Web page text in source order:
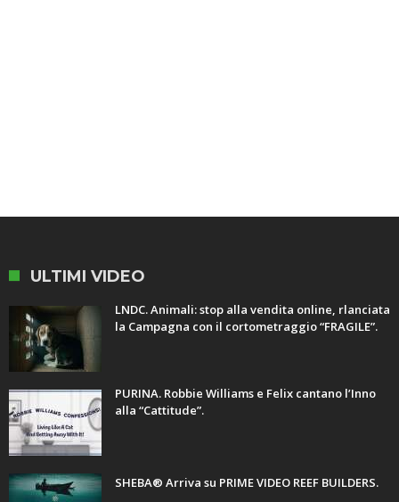
ULTIMI VIDEO
LNDC. Animali: stop alla vendita online, rlanciata
la Campagna con il cortometraggio “FRAGILE”.
PURINA. Robbie Williams e Felix cantano l’Inno
alla “Cattitude”.
SHEBA® Arriva su PRIME VIDEO REEF BUILDERS.